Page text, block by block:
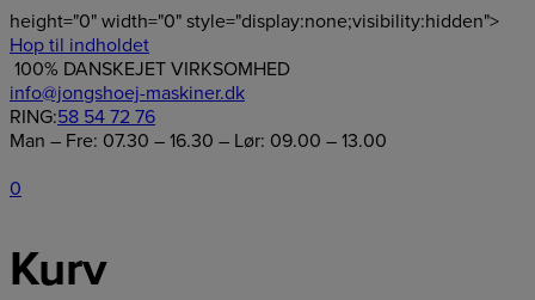
height="0" width="0" style="display:none;visibility:hidden">
Hop til indholdet
100% DANSKEJET VIRKSOMHED
info@jongshoej-maskiner.dk
RING:58 54 72 76
Man – Fre: 07.30 – 16.30 – Lør: 09.00 – 13.00
0
Kurv